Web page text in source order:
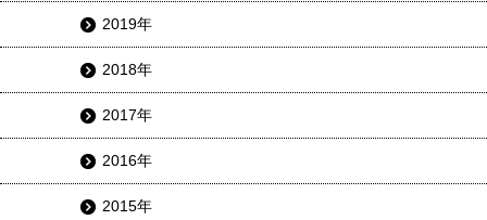
2019年
2018年
2017年
2016年
2015年